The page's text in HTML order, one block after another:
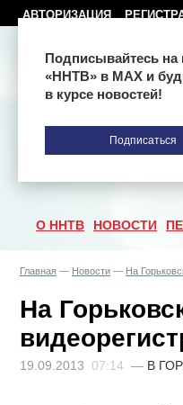
АВТОРИЗАЦИЯ
О ННТВ НОВОСТИ
Главная — Новости — На
На
19.09.2013 07:14 — В
Подписывайтесь на
«ННТВ» в МАХ и
в курсе новостей!
Подписаться